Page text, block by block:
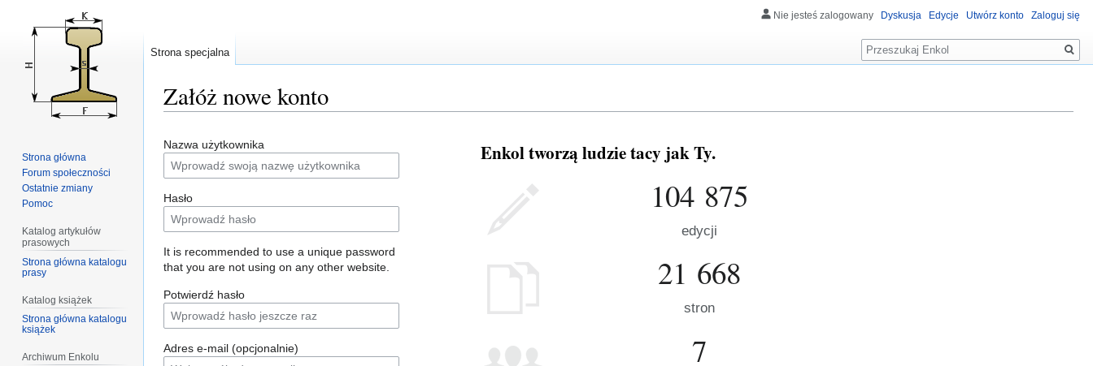
Załóż nowe konto
do
nawigacji
do
wyszukiwania
Nazwa użytkownika
Hasło
It is recommended to use a unique password
that you are not using on any other website.
Potwierdź hasło
Adres e-mail (opcjonalnie)
Enkol tworzą ludzie tacy jak Ty.
104 875
edycji
21 668
stron
7
Nie jesteś zalogowany Dyskusja Edycje Utwórz konto Zaloguj się
Strona specjalna
Szukaj
Strona główna
Forum społeczności
Ostatnie zmiany
Pomoc
Katalog artykułów
prasowych
Strona główna katalogu
prasy
Katalog książek
Strona główna katalogu
książek
Archiwum Enkolu